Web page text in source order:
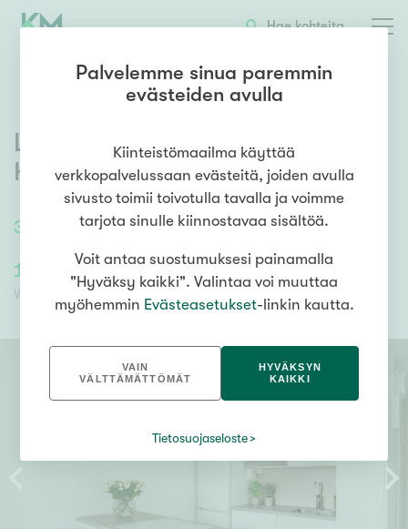
Hae kohteita
31 31m² 1h, k
Laurinniityntie 5,Lassila,
Helsinki
135 000,00 €
Velaton hinta
129 812,37 €
Palvelemme sinua paremmin
evästeiden avulla
Kiinteistömaailma käyttää
verkkopalvelussaan evästeitä, joiden avulla
sivusto toimii toivotulla tavalla ja voimme
tarjota sinulle kiinnostavaa sisältöä.
Voit antaa suostumuksesi painamalla
"Hyväksy kaikki". Valintaa voi muuttaa
myöhemmin Evästeasetukset-linkin kautta.
VAIN
VÄLTTÄMÄTTÖMÄT
HYVÄKSYN
KAIKKI
Tietosuojaseloste